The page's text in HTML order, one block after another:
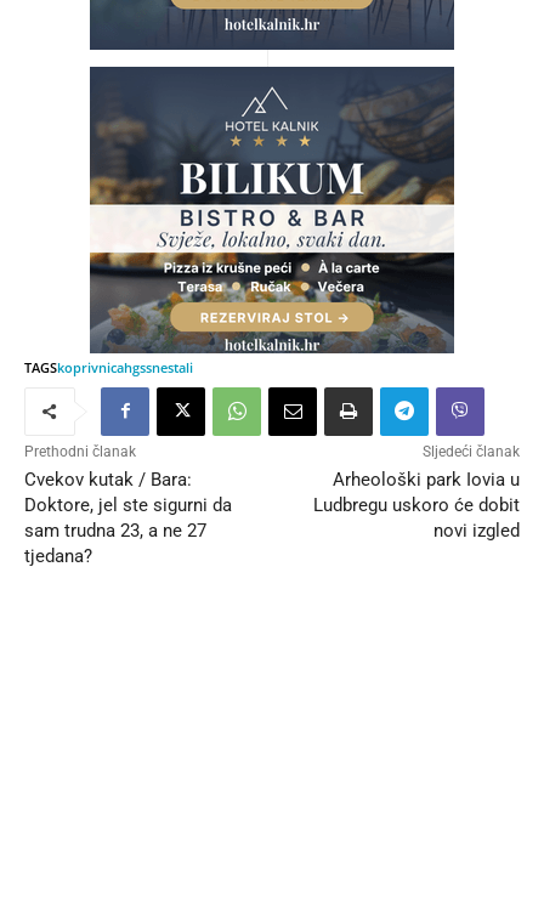
TAGSkoprivnicahgssnestali
Prethodni članak
Cvekov kutak / Bara:
Doktore, jel ste sigurni da
sam trudna 23, a ne 27
tjedana?
Sljedeći članak
Arheološki park Iovia u
Ludbregu uskoro će dobit
novi izgled